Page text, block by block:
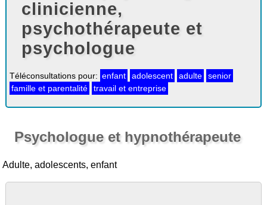
clinicienne,
psychothérapeute et
psychologue
Téléconsultations pour: enfant adolescent adulte
senior
famille et parentalité
travail et entreprise
Psychologue et hypnothérapeute
Adulte, adolescents, enfant